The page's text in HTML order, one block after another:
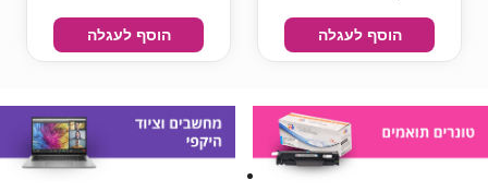
הוסף לעגלה הוסף לעגלה